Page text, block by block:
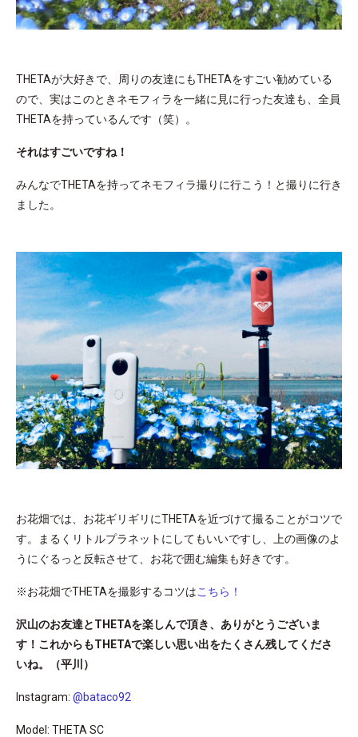
THETAが大好きで、周りの友達にもTHETAをすごい勧めている
ので、実はこのときネモフィラを一緒に見に行った友達も、全員
THETAを持っているんです（笑）。
それはすごいですね！
みんなでTHETAを持ってネモフィラ撮りに行こう！と撮りに行き
ました。
お花畑では、お花ギリギリにTHETAを近づけて撮ることがコツで
す。まるくリトルプラネットにしてもいいですし、上の画像のよ
うにぐるっと反転させて、お花で囲む編集も好きです。
※お花畑でTHETAを撮影するコツはこちら！
沢山のお友達とTHETAを楽しんで頂き、ありがとうございま
す！これからもTHETAで楽しい思い出をたくさん残してくださ
いね。（平川）
Instagram: @bataco92
Model: THETA SC